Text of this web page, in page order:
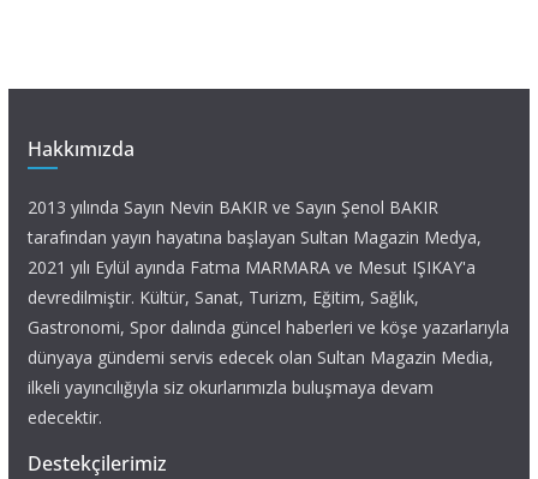
Hakkımızda
2013 yılında Sayın Nevin BAKIR ve Sayın Şenol BAKIR
tarafından yayın hayatına başlayan Sultan Magazin Medya,
2021 yılı Eylül ayında Fatma MARMARA ve Mesut IŞIKAY'a
devredilmiştir. Kültür, Sanat, Turizm, Eğitim, Sağlık,
Gastronomi, Spor dalında güncel haberleri ve köşe yazarlarıyla
dünyaya gündemi servis edecek olan Sultan Magazin Media,
ilkeli yayıncılığıyla siz okurlarımızla buluşmaya devam
edecektir.
Destekçilerimiz